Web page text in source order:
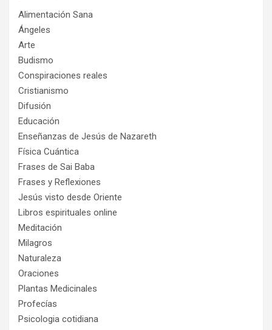
Alimentación Sana
Ángeles
Arte
Budismo
Conspiraciones reales
Cristianismo
Difusión
Educación
Enseñanzas de Jesús de Nazareth
Física Cuántica
Frases de Sai Baba
Frases y Reflexiones
Jesús visto desde Oriente
Libros espirituales online
Meditación
Milagros
Naturaleza
Oraciones
Plantas Medicinales
Profecías
Psicologia cotidiana